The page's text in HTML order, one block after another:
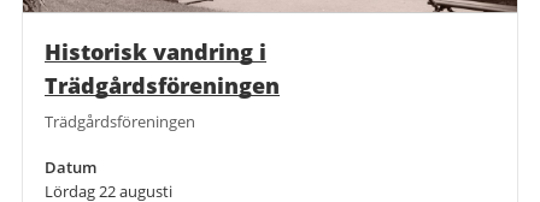
Historisk vandring i
Trädgårdsföreningen
Trädgårdsföreningen
Datum
Lördag 22 augusti